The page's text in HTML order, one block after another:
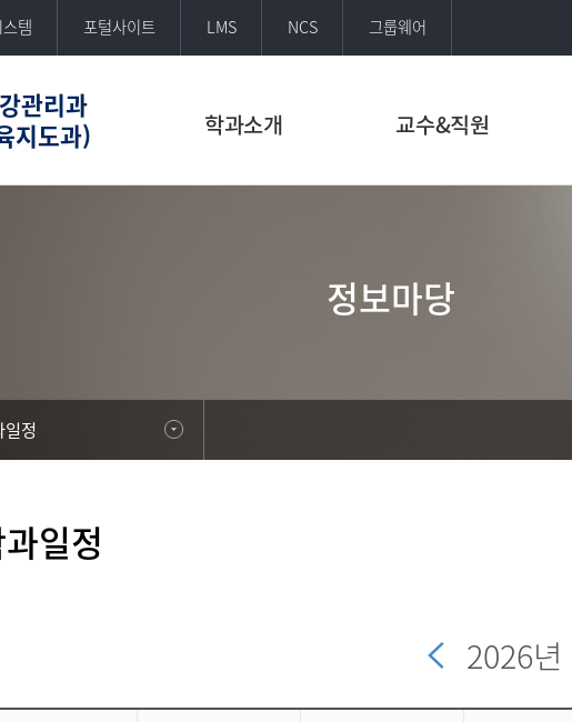
템 포털사이트 LMS NCS 그룹웨어
관리과
지도과)
학과소개 교수&직원
정보마당
정
일정
2026년